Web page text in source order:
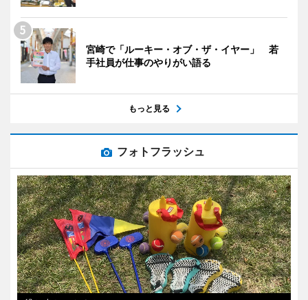
宮崎で「ルーキー・オブ・ザ・イヤー」 若
手社員が仕事のやりがい語る
もっと見る
フォトフラッシュ